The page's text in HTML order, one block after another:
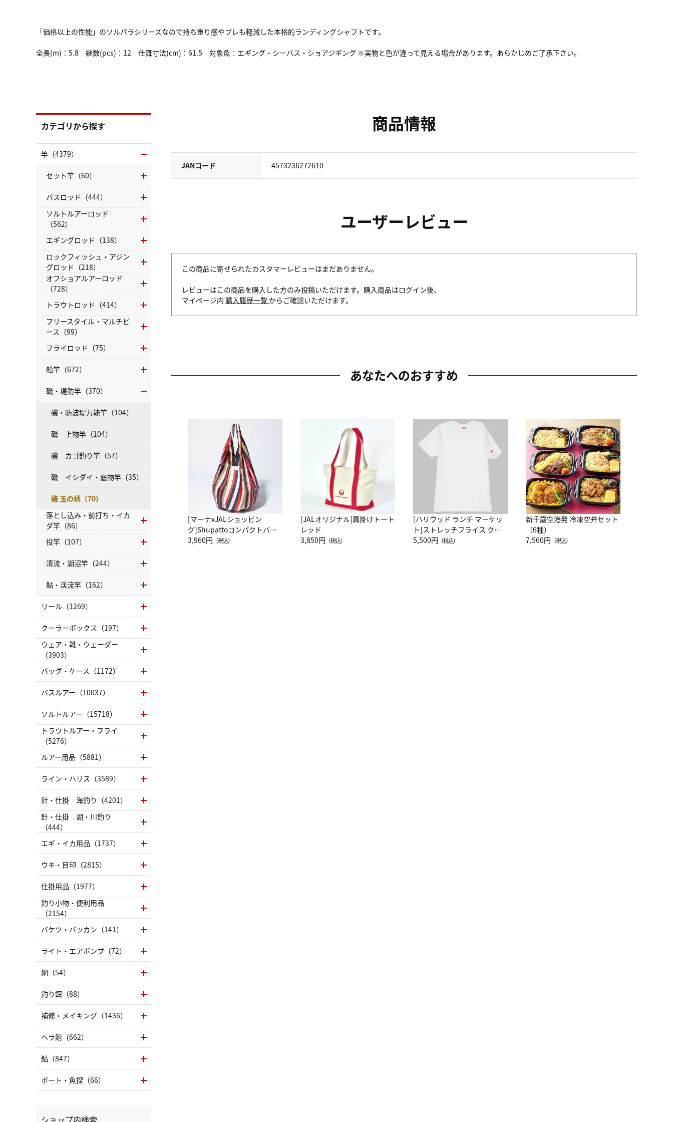
「価格以上の性能」のソルパラシリーズなので持ち重り感やブレも軽減した本格的ランディングシャフトです。
全長(m)：5.8 継数(pcs)：12 仕舞寸法(cm)：61.5 対象魚：エギング・シーバス・ショアジギング ※実物と色が違って見える場合があります。あらかじめご了承下さい。
商品情報
JANコード 4573236272610
ユーザーレビュー
この商品に寄せられたカスタマーレビューはまだありません。
レビューはこの商品を購入した方のみ投稿いただけます。購入商品はログイン後、
マイページ内 購入履歴一覧 からご確認いただけます。
あなたへのおすすめ
[マーナxJALショッピン
グ]Shupattoコンパクトバッ
グ Drop JAL客室乗務員
3,960円 （税込）
[JALオリジナル]肩掛けトート
レッド
3,850円 （税込）
[ハリウッド ランチ マーケッ
ト]ストレッチフライス クル
ーネック別注半袖Ｔシャツ
5,500円 （税込）
新千歳空港発 冷凍空弁セット
（6種）
7,560円 （税込）
カテゴリから探す
竿（4379）
セット竿（60）
バスロッド（444）
ソルトルアーロッド
（562）
エギングロッド（138）
ロックフィッシュ・アジン
グロッド（218）
オフショアルアーロッド
（728）
トラウトロッド（414）
フリースタイル・マルチピ
ース（99）
フライロッド（75）
船竿（672）
磯・堤防竿（370）
磯・防波堤万能竿（104）
磯 上物竿（104）
磯 カゴ釣り竿（57）
磯 イシダイ・底物竿（35）
磯 玉の柄（70）
落とし込み・前打ち・イカ
ダ竿（86）
投竿（107）
清流・湖沼竿（244）
鮎・渓流竿（162）
リール（1269）
クーラーボックス（197）
ウェア・靴・ウェーダー
（3903）
バッグ・ケース（1172）
バスルアー（10037）
ソルトルアー（15718）
トラウトルアー・フライ
（5276）
ルアー用品（5881）
ライン・ハリス（3589）
針・仕掛 海釣り（4201）
針・仕掛 湖・川釣り
（444）
エギ・イカ用品（1737）
ウキ・目印（2815）
仕掛用品（1977）
釣り小物・便利用品
（2154）
バケツ・バッカン（141）
ライト・エアポンプ（72）
網（54）
釣り餌（88）
補修・メイキング（1436）
ヘラ鮒（662）
鮎（847）
ボート・魚探（66）
ショップ内検索